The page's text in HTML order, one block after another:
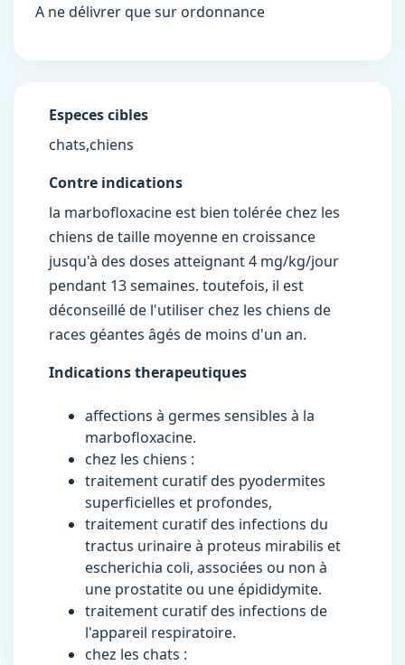
A ne délivrer que sur ordonnance
Especes cibles
chats,chiens
Contre indications
la marbofloxacine est bien tolérée chez les
chiens de taille moyenne en croissance
jusqu'à des doses atteignant 4 mg/kg/jour
pendant 13 semaines. toutefois, il est
déconseillé de l'utiliser chez les chiens de
races géantes âgés de moins d'un an.
Indications therapeutiques
affections à germes sensibles à la
marbofloxacine.
chez les chiens :
traitement curatif des pyodermites
superficielles et profondes,
traitement curatif des infections du
tractus urinaire à proteus mirabilis et
escherichia coli, associées ou non à
une prostatite ou une épididymite.
traitement curatif des infections de
l'appareil respiratoire.
chez les chats :